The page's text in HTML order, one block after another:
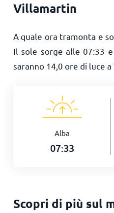
Villamartin
A quale ora tramonta e
Il sole sorge alle07:33
saranno 14,0 ore di luce a
Alba
07:33
Scopri di più sul